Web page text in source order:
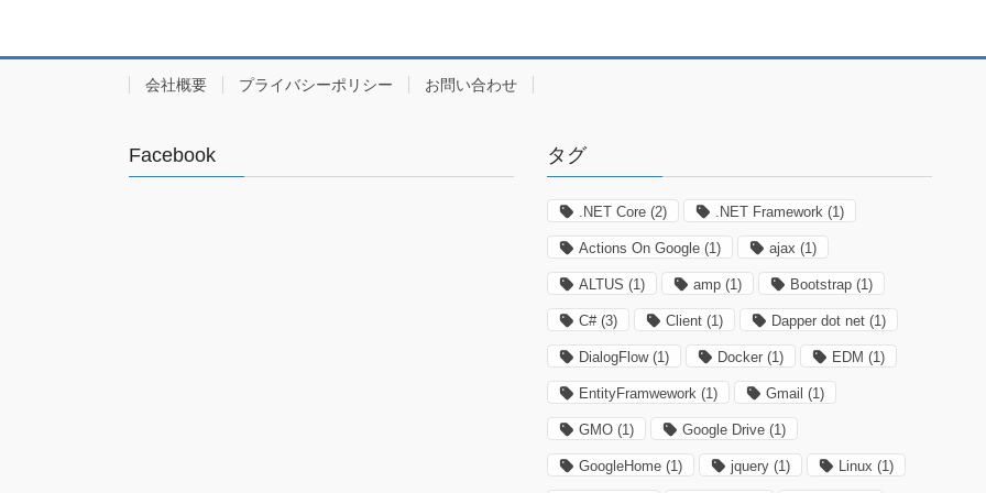
会社概要 プライバシーポリシー お問い合わせ
Facebook タグ
.NET Core (2) .NET Framework (1)
Actions On Google (1) ajax (1)
ALTUS (1) amp (1) Bootstrap (1)
C#(3) Client (1) Dapper dot net (1)
DialogFlow(1) Docker (1) EDM (1)
EntityFramwework (1) Gmail (1)
GMO (1) Google Drive (1)
GoogleHome (1) jquery (1) Linux (1)